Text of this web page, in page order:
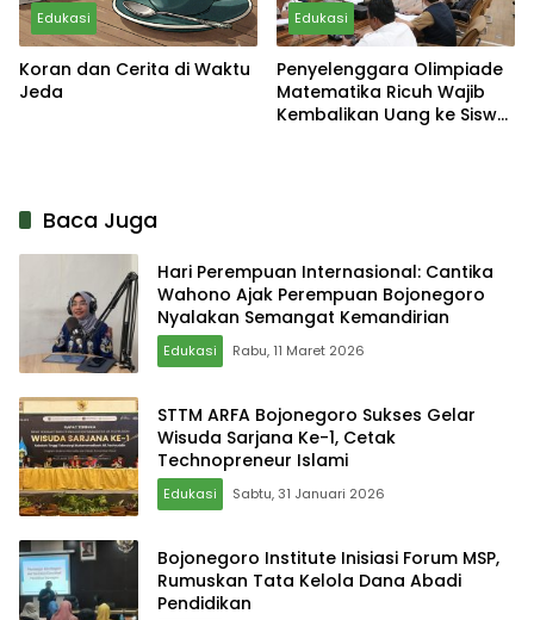
Edukasi
Koran dan Cerita di Waktu
Jeda
Edukasi
Penyelenggara Olimpiade
Matematika Ricuh Wajib
Kembalikan Uang ke Siswa,
Baca Juga
Hari Perempuan Internasional: Cantika
Wahono Ajak Perempuan Bojonegoro
Nyalakan Semangat Kemandirian
Edukasi Rabu, 11 Maret 2026
STTM ARFA Bojonegoro Sukses Gelar
Wisuda Sarjana Ke-1, Cetak
Technopreneur Islami
Edukasi Sabtu, 31 Januari 2026
Bojonegoro Institute Inisiasi Forum MSP,
Rumuskan Tata Kelola Dana Abadi
Pendidikan